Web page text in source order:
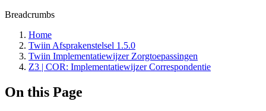
Breadcrumbs
Home
Twiin Afsprakenstelsel 1.5.0
Twiin Implementatiewijzer Zorgtoepassingen
Z3 | COR: Implementatiewijzer Correspondentie
On this Page